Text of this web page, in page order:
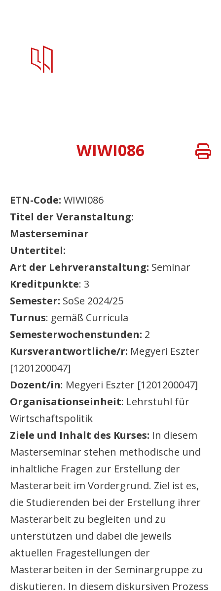
WIWI086
ETN-Code: WIWI086
Titel der Veranstaltung:
Masterseminar
Untertitel:
Art der Lehrveranstaltung: Seminar
Kreditpunkte: 3
Semester: SoSe 2024/25
Turnus: gemäß Curricula
Semesterwochenstunden: 2
Kursverantwortliche/r: Megyeri Eszter
[1201200047]
Dozent/in: Megyeri Eszter [1201200047]
Organisationseinheit: Lehrstuhl für
Wirtschaftspolitik
Ziele und Inhalt des Kurses: In diesem
Masterseminar stehen methodische und
inhaltliche Fragen zur Erstellung der
Masterarbeit im Vordergrund. Ziel ist es,
die Studierenden bei der Erstellung ihrer
Masterarbeit zu begleiten und zu
unterstützen und dabei die jeweils
aktuellen Fragestellungen der
Masterarbeiten in der Seminargruppe zu
diskutieren. In diesem diskursiven Prozess